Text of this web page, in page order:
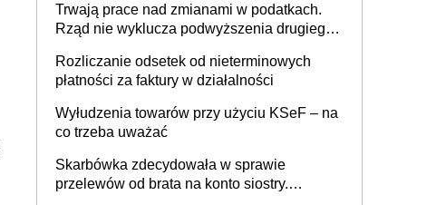
Trwają prace nad zmianami w podatkach.
Rząd nie wyklucza podwyższenia drugiego
Rozliczanie odsetek od nieterminowych
płatności za faktury w działalności
Wyłudzenia towarów przy użyciu KSeF – na
co trzeba uważać
Skarbówka zdecydowała w sprawie
przelewów od brata na konto siostry.